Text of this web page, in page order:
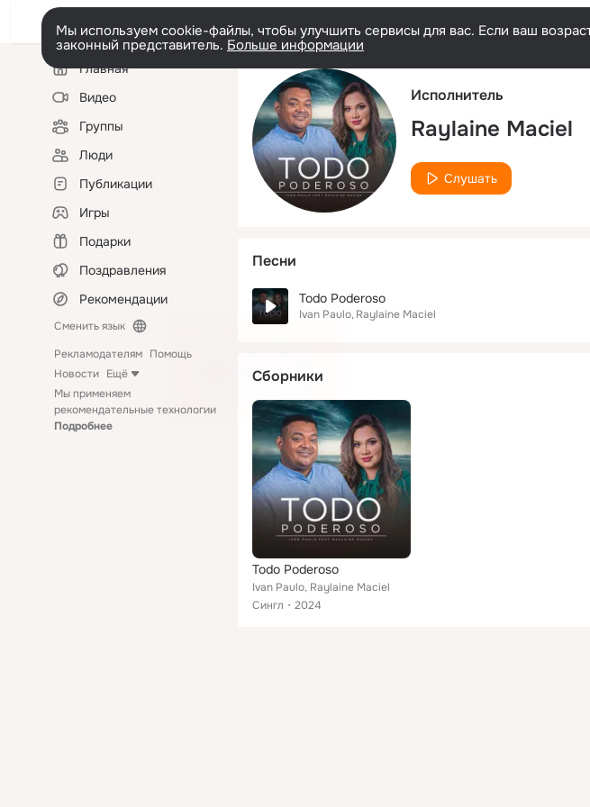
Мы используем cookie-файлы, чтобы улучшить сервисы для вас. Если ваш
законный представитель. Больше информации
Левая
колонкаГлавная
Видео
Группы
Люди
Публикации
Игры
Подарки
Поздравления
Рекомендации
Сменить язык
Рекламодателям Помощь
Новости Ещё
Мы применяем
рекомендательные технологии
Подробнее
Исполнитель
Raylaine Maciel
Слушать
Песни
Todo Poderoso
Ivan Paulo Raylaine Maciel
Сборники
Todo Poderoso
Ivan Paulo, Raylaine Maciel
Сингл
2024